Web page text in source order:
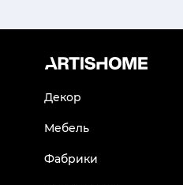
Декор
Мебель
Фабрики